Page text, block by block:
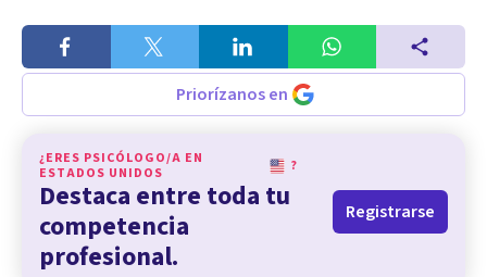
Priorízanos en
¿ERES PSICÓLOGO/A EN
ESTADOS UNIDOS
?
Destaca entre toda tu
competencia
profesional.
Registrarse